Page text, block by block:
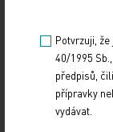
závažnou
procent
Opravdovým
dne byla
Potvrzuji,
40/1995
předpisů,
přípravky
vydávat.